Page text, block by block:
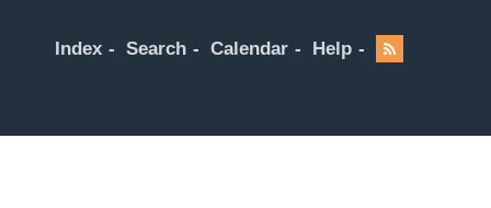
Index Search Calendar Help